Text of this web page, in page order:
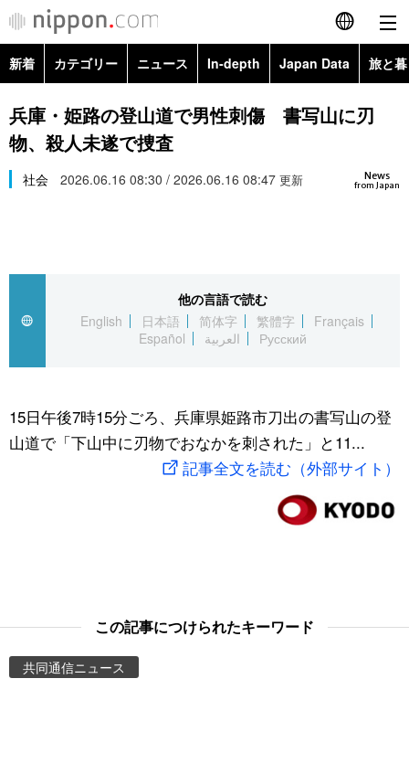
English
简体字
Русский
カテゴリー
経済・ビジネス
国際
文化
トップ
アーカイブ
In-depth
Japan Data
動画/Live
新着 カテゴリー ニュース In-depth Japan Data 旅と
政治・外交
経済・ビジネス
スポーツ・東京2020
Topics
兵庫・姫路の登山道で男性刺傷 書写山に刃
物、殺人未遂で捜査
News
from Japan
社会 2026.06.16 08:30 / 2026.06.16 08:47 更新
他の言語で読む
English
日本語 简体字 繁體字
Français
Español
العربية Русский
15日午後7時15分ごろ、兵庫県姫路市刀出の書写山の登
山道で「下山中に刃物でおなかを刺された」と11...
記事全文を読む（外部サイト）
この記事につけられたキーワード
共同通信ニュース